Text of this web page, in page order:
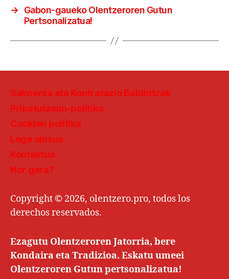
→
Gabon-gaueko Olentzeroren Gutun
Pertsonalizatua!
Salmenta eta Kontratazio Baldintzak
Pribatutasun-politika
Cookien politika
Lege abisua
Kontaktua
Nor gara?
Copyright © 2026, olentzero.pro, todos los
derechos reservados.
Ezagutu Olentzeroren Jatorria, bere
Kondaira eta Tradizioa. Eskatu umeei
Olentzeroren Gutun pertsonalizatua!